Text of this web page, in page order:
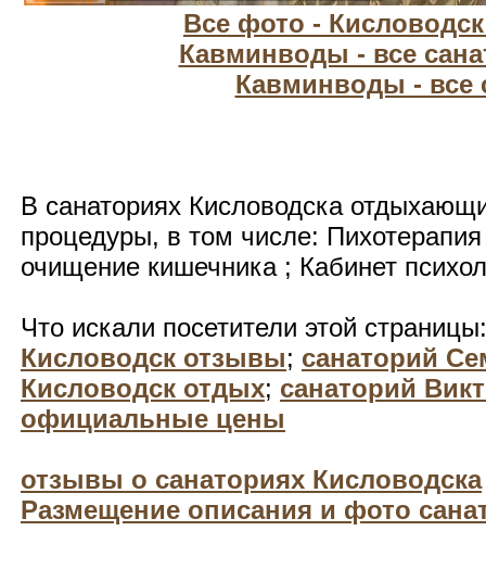
Все фото -
Кавминводы - все
Кавминводы - все
В санаториях Кисловодска
процедуры, в том числе:
очищение кишечника ; Кабинет
Что искали посетители этой
Кисловодск отзывы; санаторий
Кисловодск отдых; санаторий
официальные цены
отзывы о санаториях Кисловодска
Размещение описания и фото